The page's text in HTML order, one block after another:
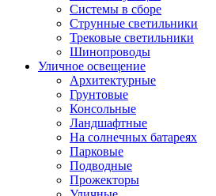
Системы в сборе
Струнные светильники
Трековые светильники
Шинопроводы
Уличное освещение
Архитектурные
Грунтовые
Консольные
Ландшафтные
На солнечных батареях
Парковые
Подводные
Прожекторы